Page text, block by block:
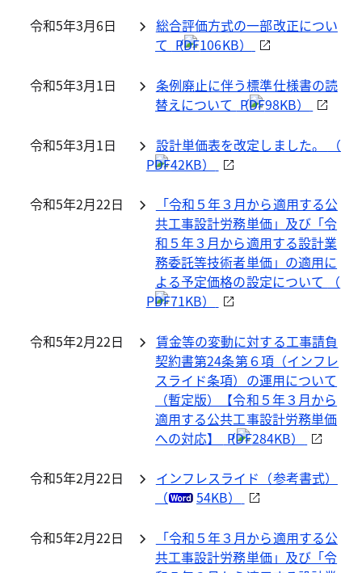
令和5年3月6日
総合評価方式の一部改正につい
て （ 106KB）
令和5年3月1日
条例廃止に伴う標準仕様書の読
替えについて （ 98KB）
令和5年3月1日 設計単価表を改定しました。
（
42KB）
令和5年2月22日
「令和５年３月から適用する公
共工事設計労務単価」及び「令
和５年３月から適用する設計業
務委託等技術者単価」の適用に
よる予定価格の設定について
（
71KB）
令和5年2月22日
賃金等の変動に対する工事請負
契約書第24条第６項（インフレ
スライド条項）の運用について
（暫定版）【令和５年３月から
適用する公共工事設計労務単価
への対応】
（ 284KB）
令和5年2月22日
インフレスライド（参考書式）
（
54KB）
令和5年2月22日
「令和５年３月から適用する公
共工事設計労務単価」及び「令